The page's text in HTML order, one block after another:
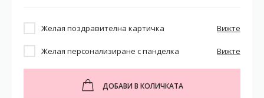
Желая поздравителна картичка Вижте
Желая персонализиране с панделка Вижте
ДОБАВИ В КОЛИЧКАТА